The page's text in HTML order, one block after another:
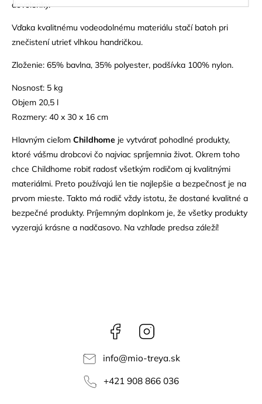
dovolenky.
Vďaka kvalitnému vodeodolnému materiálu stačí batoh pri
znečistení utrieť vlhkou handričkou.
Zloženie: 65% bavlna, 35% polyester, podšívka 100% nylon.
Nosnosť: 5 kg
Objem 20,5 l
Rozmery: 40 x 30 x 16 cm
Hlavným cieľom Childhome je vytvárať pohodlné produkty,
ktoré vášmu drobcovi čo najviac spríjemnia život. Okrem toho
chce Childhome robiť radosť všetkým rodičom aj kvalitnými
materiálmi. Preto používajú len tie najlepšie a bezpečnosť je na
prvom mieste. Takto má rodič vždy istotu, že dostané kvalitné a
bezpečné produkty. Príjemným doplnkom je, že všetky produkty
vyzerajú krásne a nadčasovo. Na vzhľade predsa záleží!
Facebook
info@mio-treya.sk
+421 908 866 036